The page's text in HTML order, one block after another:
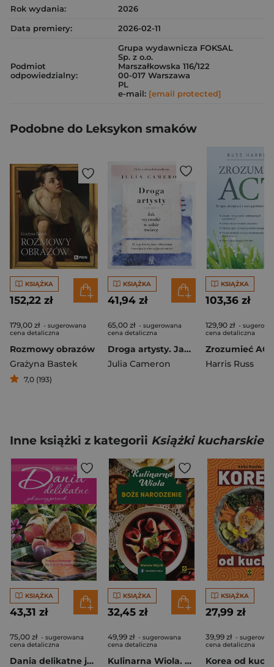
Rok wydania:
2026
Data premiery:
2026-02-11
Podmiot
odpowiedzialny:
Grupa wydawnicza FOKSAL
Sp. z o.o.
Marszałkowska 116/122
00-017 Warszawa
PL
e-mail: [email protected]
Podobne do Leksykon smaków
KSIĄŻKA
152,22 zł
179,00 zł - sugerowana
cena detaliczna
Rozmowy obrazów
Grażyna Bastek
7,0 (193)
KSIĄŻKA
41,94 zł
65,00 zł - sugerowana
cena detaliczna
Droga artysty. Jak wyzwolić w sobie twórcę
Julia Cameron
KSIĄŻKA
103,36 zł
129,90 zł -
cena detaliczna
Harris Russ
Inne książki z kategorii Książki kucharskie
KSIĄŻKA
43,31 zł
75,00 zł - sugerowana
cena detaliczna
Dania delikatne jak świeży poranek
KSIĄŻKA
32,45 zł
49,99 zł - sugerowana
cena detaliczna
Kulinarna Wiola. Boże Narodzenie wyd. 2024
KSIĄŻKA
27,99 zł
39,99 zł -
cena detaliczna